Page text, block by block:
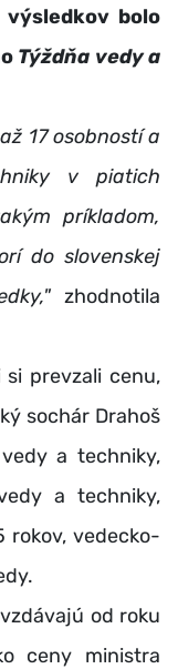
bolo
Týždňa vedy a
17 osobností a
v piatich
príkladom,
do slovenskej
zhodnotila
prevzali cenu,
sochár Drahoš
a techniky,
a techniky,
rokov, vedecko-
od roku
ceny ministra